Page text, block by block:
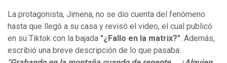
La protagonista, Jimena, no se dio cuenta del fenómeno
hasta que llegó a su casa y revisó el video, el cual publicó
en su Tiktok con la bajada "¿Fallo en la matrix?". Además,
escribió una breve descripción de lo que pasaba: